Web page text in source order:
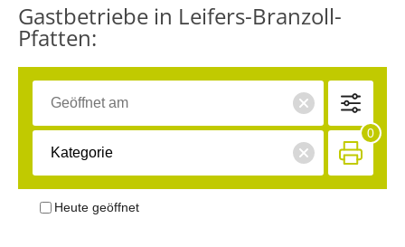
Gastbetriebe in Leifers-Branzoll-
Pfatten: